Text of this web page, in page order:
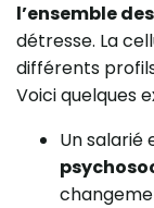
l’ensemble
détresse. La
différents
Voici quelques
Un salarié